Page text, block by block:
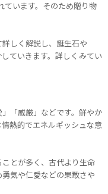
ています。そのため贈り物
しく解説し、誕生石や
ていきます。詳しくみてい
「威厳」などです。鮮やか
熱的でエネルギッシュな意
とが多く、古代より生命
気や仁愛などの果敢さや